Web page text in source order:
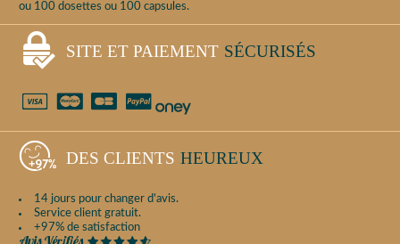
ou 100 dosettes ou 100 capsules.
SITE ET PAIEMENT SÉCURISÉS
DES CLIENTS HEUREUX
14 jours pour changer d'avis.
Service client gratuit.
+97% de satisfaction